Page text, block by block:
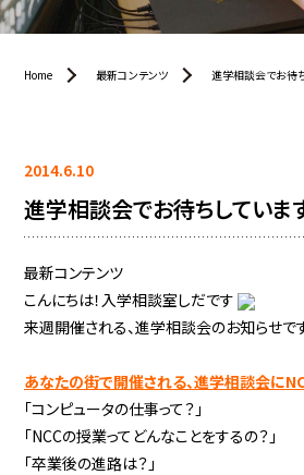
Home 最新コンテンツ 進学相談会でお待
2014.6.10
進学相談会でお待ちしてい
最新コンテンツ
こんにちは！入学相談室しだです
来週開催される、進学相談会のお知らせで
あなたの街で開催される、進学相談会に
「コンピュータの仕事って？」
「NCCの授業ってどんなことをするの？」
「卒業後の進路は？」